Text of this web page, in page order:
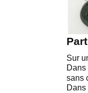
Sur
Dans
sans